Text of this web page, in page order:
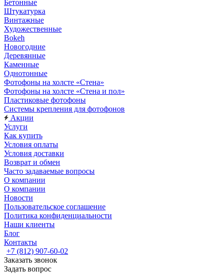
Бетонные
Штукатурка
Винтажные
Художественные
Bokeh
Новогодние
Деревянные
Каменные
Однотонные
Фотофоны на холсте «Стена»
Фотофоны на холсте «Стена и пол»
Пластиковые фотофоны
Системы крепления для фотофонов
Акции
Услуги
Как купить
Условия оплаты
Условия доставки
Возврат и обмен
Часто задаваемые вопросы
О компании
О компании
Новости
Пользовательское соглашение
Политика конфиденциальности
Наши клиенты
Блог
Контакты
+7 (812) 907-60-02
Заказать звонок
Задать вопрос